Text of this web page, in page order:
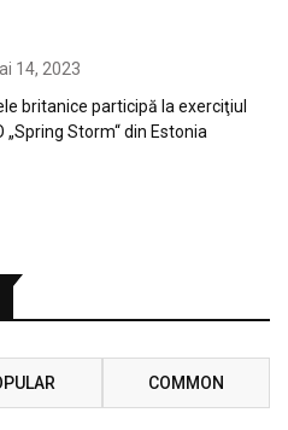
14, 2023
britanice participă la exerciţiul
„Spring Storm“ din Estonia
COMMON